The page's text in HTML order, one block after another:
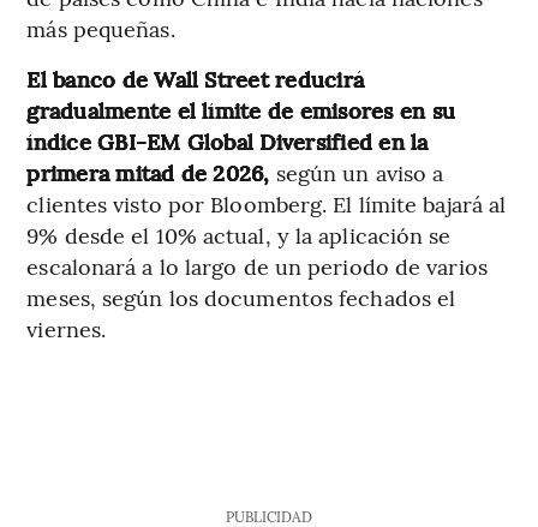
más pequeñas.
El banco de Wall Street reducirá
gradualmente el límite de emisores en su
índice GBI-EM Global Diversified en la
primera mitad de 2026, según un aviso a
clientes visto por Bloomberg. El límite bajará al
9% desde el 10% actual, y la aplicación se
escalonará a lo largo de un periodo de varios
meses, según los documentos fechados el
viernes.
PUBLICIDAD